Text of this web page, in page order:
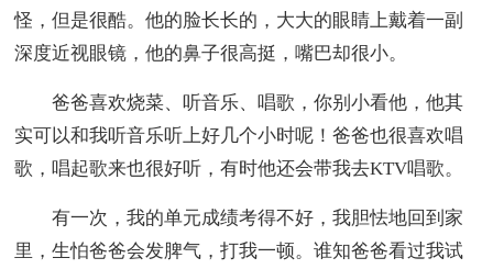
怪，但是很酷。他的脸长长的，大大的眼睛上戴着一副
深度近视眼镜，他的鼻子很高挺，嘴巴却很小。
爸爸喜欢烧菜、听音乐、唱歌，你别小看他，他其
实可以和我听音乐听上好几个小时呢！爸爸也很喜欢唱
歌，唱起歌来也很好听，有时他还会带我去KTV唱歌。
有一次，我的单元成绩考得不好，我胆怯地回到家
里，生怕爸爸会发脾气，打我一顿。谁知爸爸看过我试